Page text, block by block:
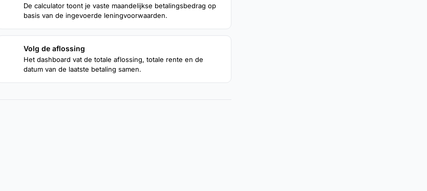
De calculator toont je vaste maandelijkse betalingsbedrag op
basis van de ingevoerde leningvoorwaarden.
Volg de aflossing
Het dashboard vat de totale aflossing, totale rente en de
datum van de laatste betaling samen.